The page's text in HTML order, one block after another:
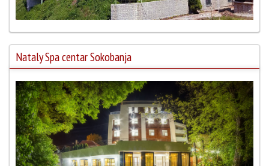
Nataly Spa centar Sokobanja